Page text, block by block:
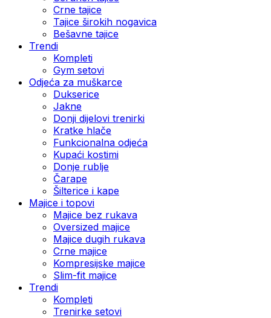
Crne tajice
Tajice širokih nogavica
Bešavne tajice
Trendi
Kompleti
Gym setovi
Odjeća za muškarce
Dukserice
Jakne
Donji dijelovi trenirki
Kratke hlače
Funkcionalna odjeća
Kupaći kostimi
Donje rublje
Čarape
Šilterice i kape
Majice i topovi
Majice bez rukava
Oversized majice
Majice dugih rukava
Crne majice
Kompresijske majice
Slim-fit majice
Trendi
Kompleti
Trenirke setovi